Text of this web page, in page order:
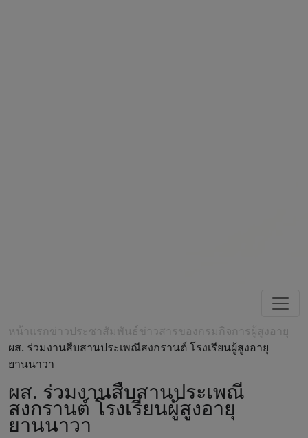
หน้าแรกข่าวประชาสัมพันธ์ข่าวสารของกรมกิจการผู้สูงอายุ
ผส. ร่วมงานสืบสานประเพณีสงกรานต์ โรงเรียนผู้สูงอายุ
ยานนาวา
ผส. ร่วมงานสืบสานประเพณี
สงกรานต์ โรงเรียนผู้สูงอายุ
ยานนาวา